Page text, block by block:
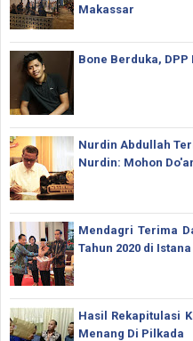
Makassar
Bone Berduka,
Nurdin Abdullah
Nurdin: Mohon
Mendagri Terima
Tahun 2020 di
Hasil Rekapitulasi
Menang Di Pilkada